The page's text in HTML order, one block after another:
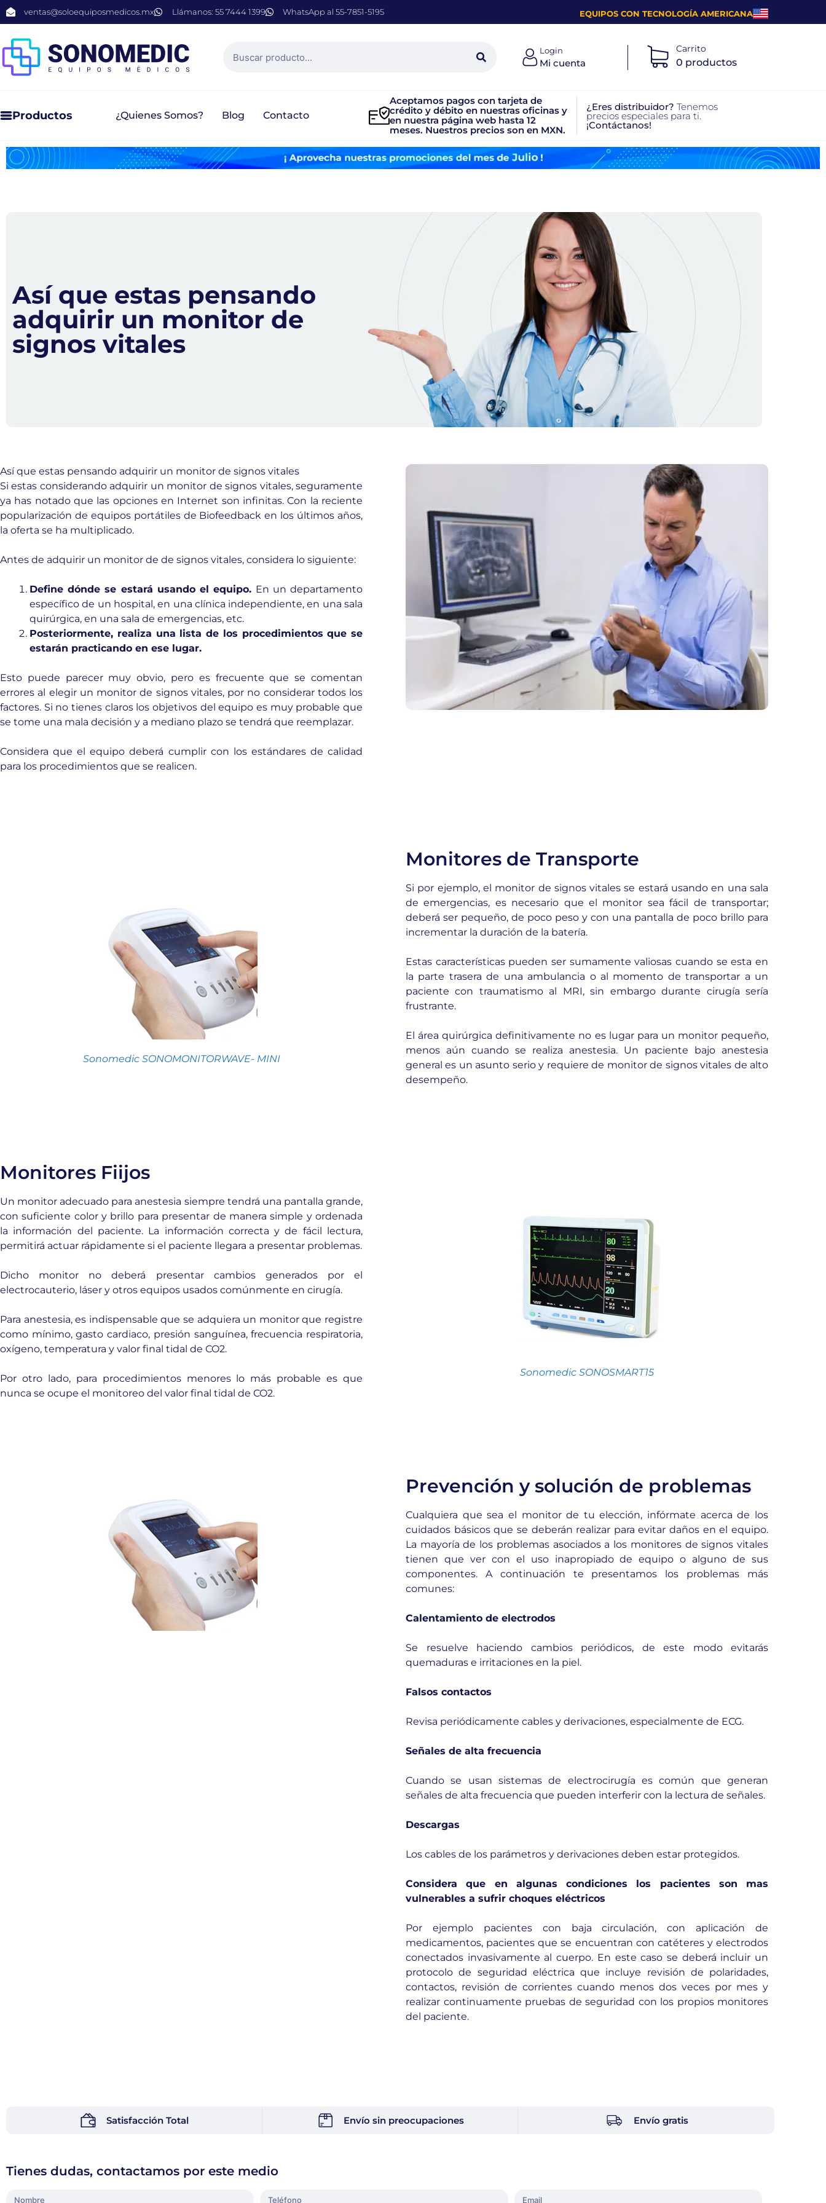
ventas@soloequiposmedicos.mx Llámanos: 55 7444 1399 WhatsApp al 55-7851-5195 EQUIPOS CON TECNOLOGÍA AMERICANA
Login
Mi cuenta
Carrito
0 productos
Productos ¿Quienes Somos? Blog Contacto
Aceptamos pagos con tarjeta de
crédito y débito en nuestras oficinas y
en nuestra página web hasta 12
meses. Nuestros precios son en MXN.
¿Eres distribuidor? Tenemos
precios especiales para ti.
¡Contáctanos!
Así que estas pensando
adquirir un monitor de
signos vitales
Así que estas pensando adquirir un monitor de signos vitales
Si estas considerando adquirir un monitor de signos vitales, seguramente
ya has notado que las opciones en Internet son infinitas. Con la reciente
popularización de equipos portátiles de Biofeedback en los últimos años,
la oferta se ha multiplicado.
Antes de adquirir un monitor de de signos vitales, considera lo siguiente:
Define dónde se estará usando el equipo. En un departamento
específico de un hospital, en una clínica independiente, en una sala
quirúrgica, en una sala de emergencias, etc.
Posteriormente, realiza una lista de los procedimientos que se
estarán practicando en ese lugar.
Esto puede parecer muy obvio, pero es frecuente que se comentan
errores al elegir un monitor de signos vitales, por no considerar todos los
factores. Si no tienes claros los objetivos del equipo es muy probable que
se tome una mala decisión y a mediano plazo se tendrá que reemplazar.
Considera que el equipo deberá cumplir con los estándares de calidad
para los procedimientos que se realicen.
Sonomedic SONOMONITORWAVE- MINI
Monitores de Transporte
Si por ejemplo, el monitor de signos vitales se estará usando en una sala
de emergencias, es necesario que el monitor sea fácil de transportar;
deberá ser pequeño, de poco peso y con una pantalla de poco brillo para
incrementar la duración de la batería.
Estas características pueden ser sumamente valiosas cuando se esta en
la parte trasera de una ambulancia o al momento de transportar a un
paciente con traumatismo al MRI, sin embargo durante cirugía sería
frustrante.
El área quirúrgica definitivamente no es lugar para un monitor pequeño,
menos aún cuando se realiza anestesia. Un paciente bajo anestesia
general es un asunto serio y requiere de monitor de signos vitales de alto
desempeño.
Monitores Fiijos
Un monitor adecuado para anestesia siempre tendrá una pantalla grande,
con suficiente color y brillo para presentar de manera simple y ordenada
la información del paciente. La información correcta y de fácil lectura,
permitirá actuar rápidamente si el paciente llegara a presentar problemas.
Dicho monitor no deberá presentar cambios generados por el
electrocauterio, láser y otros equipos usados comúnmente en cirugía.
Para anestesia, es indispensable que se adquiera un monitor que registre
como mínimo, gasto cardiaco, presión sanguínea, frecuencia respiratoria,
oxígeno, temperatura y valor final tidal de CO2.
Por otro lado, para procedimientos menores lo más probable es que
nunca se ocupe el monitoreo del valor final tidal de CO2.
Sonomedic SONOSMART15
Prevención y solución de problemas
Cualquiera que sea el monitor de tu elección, infórmate acerca de los
cuidados básicos que se deberán realizar para evitar daños en el equipo.
La mayoría de los problemas asociados a los monitores de signos vitales
tienen que ver con el uso inapropiado de equipo o alguno de sus
componentes. A continuación te presentamos los problemas más
comunes:
Calentamiento de electrodos
Se resuelve haciendo cambios periódicos, de este modo evitarás
quemaduras e irritaciones en la piel.
Falsos contactos
Revisa periódicamente cables y derivaciones, especialmente de ECG.
Señales de alta frecuencia
Cuando se usan sistemas de electrocirugía es común que generan
señales de alta frecuencia que pueden interferir con la lectura de señales.
Descargas
Los cables de los parámetros y derivaciones deben estar protegidos.
Considera que en algunas condiciones los pacientes son mas
vulnerables a sufrir choques eléctricos
Por ejemplo pacientes con baja circulación, con aplicación de
medicamentos, pacientes que se encuentran con catéteres y electrodos
conectados invasivamente al cuerpo. En este caso se deberá incluir un
protocolo de seguridad eléctrica que incluye revisión de polaridades,
contactos, revisión de corrientes cuando menos dos veces por mes y
realizar continuamente pruebas de seguridad con los propios monitores
del paciente.
Satisfacción Total Envío sin preocupaciones Envío gratis
Tienes dudas, contactamos por este medio